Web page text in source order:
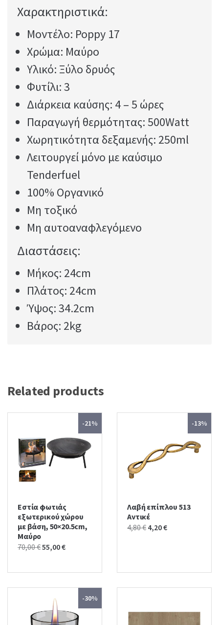
Χαρακτηριστικά:
Μοντέλο: Poppy 17
Χρώμα: Μαύρο
Υλικό: Ξύλο δρυός
Φυτίλι: 3
Διάρκεια καύσης: 4 – 5 ώρες
Παραγωγή θερμότητας: 500Watt
Χωρητικότητα δεξαμενής: 250ml
Λειτουργεί μόνο με καύσιμο
Tenderfuel
100% Οργανικό
Μη τοξικό
Μη αυτοαναφλεγόμενο
Διαστάσεις:
Μήκος: 24cm
Πλάτος: 24cm
Ύψος: 34.2cm
Βάρος: 2kg
Related products
-21%
Εστία φωτιάς
εξωτερικού χώρου
με βάση, 50×20.5cm,
Μαύρο
70,00€Original
was:
55,00€Current
is:
-13%
Λαβή επίπλου 513
Αντικέ
4,80€ Original
4,20€Current
-30%